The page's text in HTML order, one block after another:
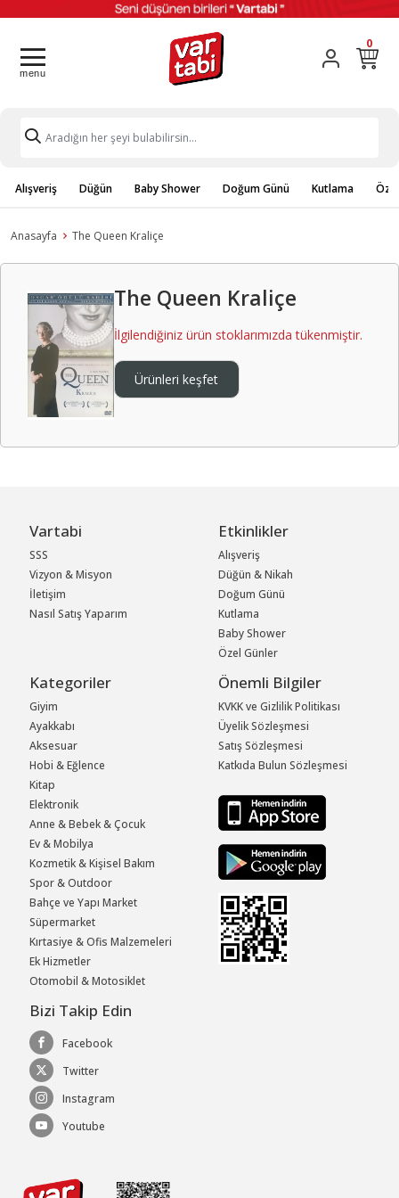
0
Alışveriş Düğün Baby Shower Doğum Günü Kutlama
Anasayfa The Queen Kraliçe
The Queen Kraliçe
İlgilendiğiniz ürün stoklarımızda tükenmiştir.
Ürünleri keşfet
Vartabi
SSS
Vizyon & Misyon
İletişim
Nasıl Satış Yaparım
Etkinlikler
Alışveriş
Düğün & Nikah
Doğum Günü
Kutlama
Baby Shower
Özel Günler
Kategoriler
Giyim
Ayakkabı
Aksesuar
Hobi & Eğlence
Kitap
Elektronik
Anne & Bebek & Çocuk
Ev & Mobilya
Kozmetik & Kişisel Bakım
Spor & Outdoor
Bahçe ve Yapı Market
Süpermarket
Kırtasiye & Ofis Malzemeleri
Ek Hizmetler
Otomobil & Motosiklet
Önemli Bilgiler
KVKK ve Gizlilik Politikası
Üyelik Sözleşmesi
Satış Sözleşmesi
Katkıda Bulun Sözleşmesi
Bizi Takip Edin
Facebook
Twitter
Instagram
Youtube